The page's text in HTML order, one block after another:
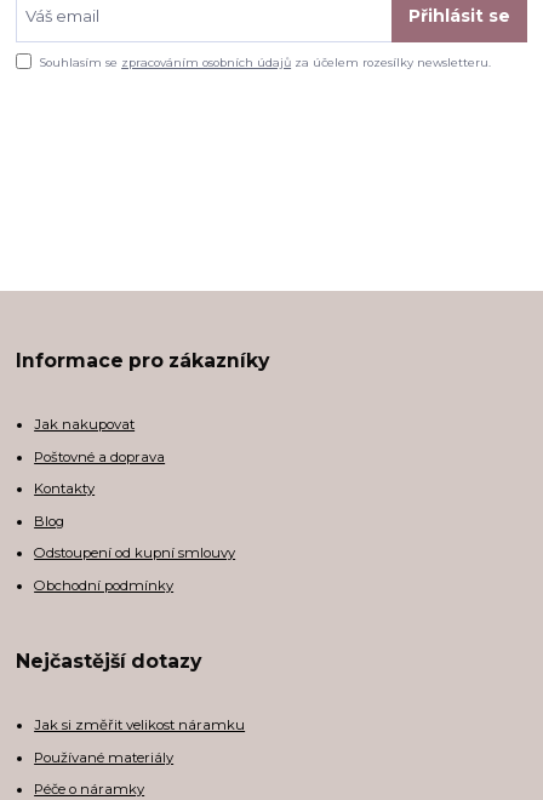
Přihlásit se
Souhlasím se zpracováním osobních údajů za účelem rozesílky newsletteru.
Informace pro zákazníky
Jak nakupovat
Poštovné a doprava
Kontakty
Blog
Odstoupení od kupní smlouvy
Obchodní podmínky
Nejčastější dotazy
Jak si změřit velikost náramku
Používané materiály
Péče o náramky